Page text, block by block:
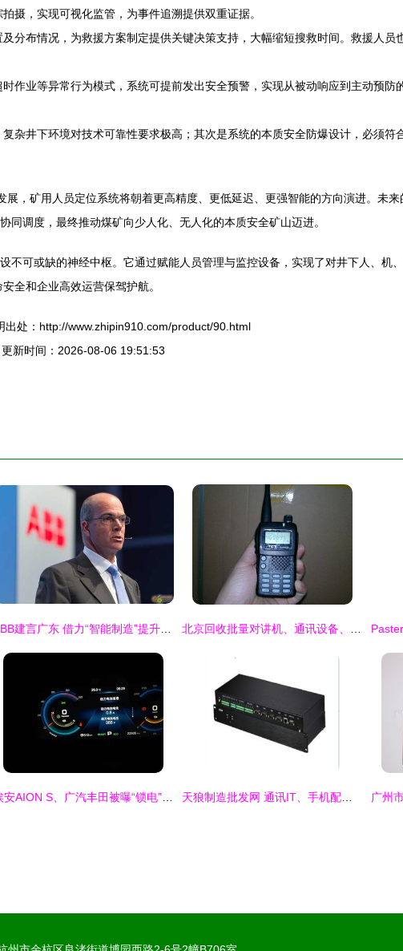
摄，实现可视化监管，为事件追溯提供双重证据。
分布情况，为救援方案制定提供关键决策支持，大幅缩短搜救时间。救援人员
作业等异常行为模式，系统可提前发出安全预警，实现从被动响应到主动预防
杂井下环境对技术可靠性要求极高；其次是系统的本质安全防爆设计，必须符
，矿用人员定位系统将朝着更高精度、更低延迟、更强智能的方向演进。未来
同调度，最终推动煤矿向少人化、无人化的本质安全矿山迈进。
不可或缺的神经中枢。它通过赋能人员管理与监控设备，实现了对井下人、机
全和企业高效运营保驾护航。
出处：http://www.zhipin910.com/product/90.html
更新时间：2026-08-06 19:51:53